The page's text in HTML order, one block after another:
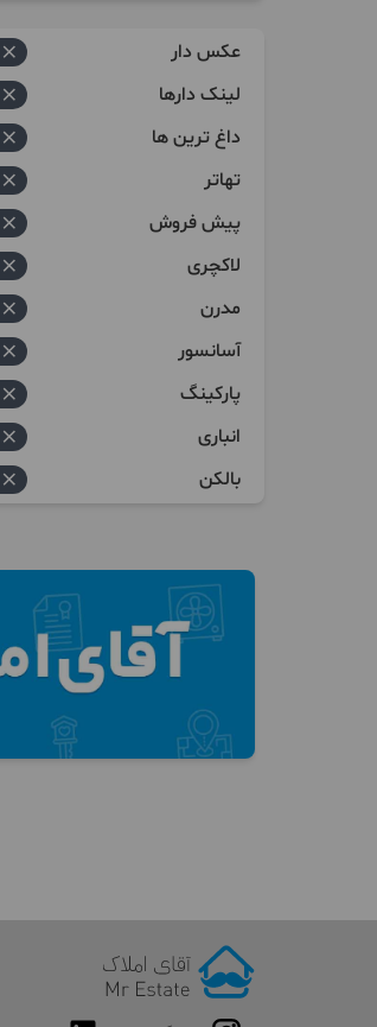
عکس دار
لینک دارها
داغ ترین ها
تهاتر
پیش فروش
لاکچری
مدرن
آسانسور
پارکینگ
انباری
بالکن